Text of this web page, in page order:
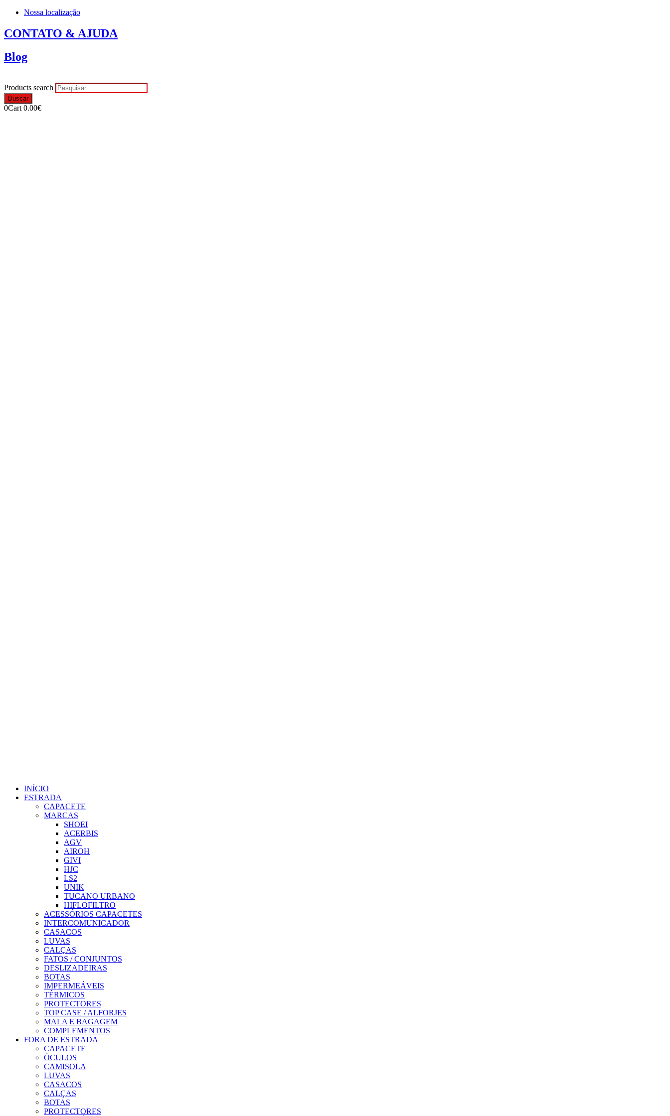
Nossa localização
CONTATO & AJUDA
Blog
Products search
Buscar
0Cart 0.00€
INÍCIO
ESTRADA
CAPACETE
MARCAS
SHOEI
ACERBIS
AGV
AIROH
GIVI
HJC
LS2
UNIK
TUCANO URBANO
HIFLOFILTRO
ACESSÓRIOS CAPACETES
INTERCOMUNICADOR
CASACOS
LUVAS
CALÇAS
FATOS / CONJUNTOS
DESLIZADEIRAS
BOTAS
IMPERMEÁVEIS
TÉRMICOS
PROTECTORES
TOP CASE / ALFORJES
MALA E BAGAGEM
COMPLEMENTOS
FORA DE ESTRADA
CAPACETE
ÓCULOS
CAMISOLA
LUVAS
CASACOS
CALÇAS
BOTAS
PROTECTORES